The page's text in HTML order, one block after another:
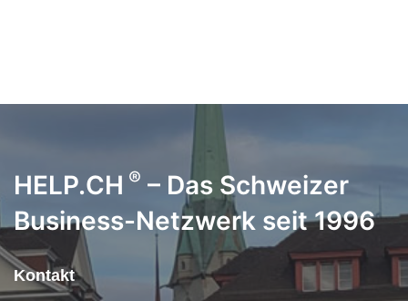
HELP.CH ® – Das Schweizer
Business-Netzwerk seit 1996
Kontakt